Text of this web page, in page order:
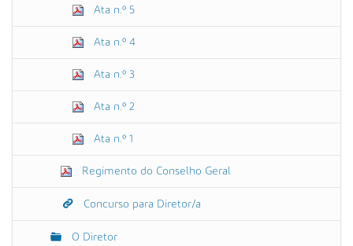
Ata n.º 5
Ata n.º 4
Ata n.º 3
Ata n.º 2
Ata n.º 1
Regimento do Conselho Geral
Concurso para Diretor/a
O Diretor